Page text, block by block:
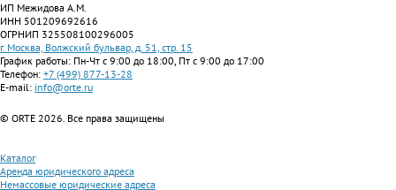
ИП Межидова А.М.
ИНН 501209692616
ОГРНИП 325508100296005
г. Москва, Волжский бульвар, д. 51, стр. 15
График работы: Пн-Чт с 9:00 до 18:00, Пт с 9:00 до 17:00
Телефон: +7 (499) 877-13-28
E-mail: info@orte.ru
© ORTE 2026. Все права защищены
Каталог
Аренда юридического адреса
Немассовые юридические адреса